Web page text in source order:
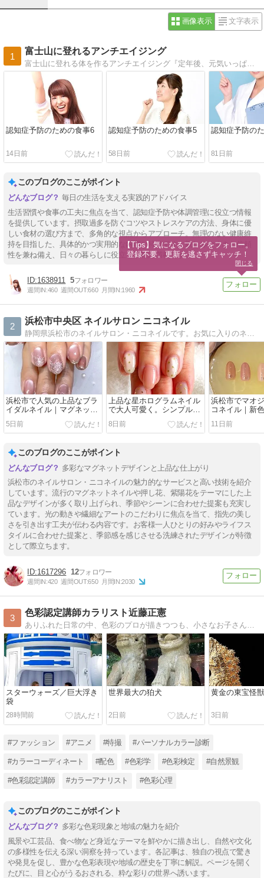
画像表示 文字表示
1
富士山に登れるアンチエイジング
富士山に登れる体を作るアンチエイジング『定年後、元気いっぱいで、富士山に登れる若い体を手に入れたい』アンチエイジング
認知症予防のための食事6
14日前
認知症予防のための食事5
58日前
認知症予防の
81日前
このブログのここがポイント
毎日の生活を支える実践的アドバイス
生活習慣や食事の工夫に焦点を当て、認知症予防や体調管理に役立つ情報
を提供しています。摂取過多を防ぐコツやストレスケアの方法、身体に優
しい食材の選び方まで、多角的な視点からアプローチ。無理のない健康維
持を目指した、具体的かつ実用的な内容が特徴です。親しみやすさと信頼
性を兼ね備え、日々の暮らしに役立つ情報が満載です。
1638911 5
週間IN:460 週間OUT:660 月間IN:1960
2
浜松市中央区 ネイルサロン ニコネイル
静岡県浜松市のネイルサロン・ニコネイルです。お気に入りのネイルで気分を変えて見ませんか。ブログへの訪問お待ちしています。
浜松市で人気の上品なブラ
イダルネイル｜マグネット
×レースフラワーデザイン
5日前
上品な星ホログラムネイル
で大人可愛く。シンプルな
のに華やかな人気デザイン
｜浜松市ネイルサロン・ニ
8日前
浜松市でマオ
コネイル｜新
しました
11日前
このブログのここがポイント
多彩なマグネットデザインと上品な仕上がり
浜松市のネイルサロン・ニコネイルの魅力的なサービスと高い技術を紹介
しています。流行のマグネットネイルや押し花、紫陽花をテーマにした上
品なデザインが多く取り上げられ、季節やシーンに合わせた提案も充実し
ています。光の動きや繊細なアートのこだわりに焦点を当て、指先の美し
さを引き出す工夫が伝わる内容です。お客様一人ひとりの好みやライフス
タイルに合わせた提案と、季節感を感じさせる洗練されたデザインが特徴
として際立ちます。
1617296 12
週間IN:420 週間OUT:650 月間IN:2030
3
色彩認定講師カラリスト近藤正憲
ありふれた日常の中、色彩のプロが描きつつも、小さなお子さんでも興味を持って、親しめるような内容をモットーとしております♪
スターウォーズ／巨大浮き
袋
28時間前
世界最大の狛犬
2日前
黄金の東宝怪獣
3日前
#ファッション #アニメ #特撮 #パーソナルカラー診断
#カラーコーディネート #配色 #色彩学 #色彩検定 #自然景観
#色彩認定講師 #カラーアナリスト #色彩心理
このブログのここがポイント
多彩な色彩現象と地域の魅力を紹介
風景や工芸品、食べ物など身近なテーマを鮮やかに描き出し、自然や文化
の多様性を伝える深い洞察を持っています。各記事は、独自の視点で驚き
や発見を促し、豊かな色彩表現や地域の歴史を丁寧に解説。ページを開く
たびに、目と心がうるおされる、粋な彩りの世界へ誘います。
【Tips】気になるブログをフォロー。
登録不要。更新を逃さずキャッチ！
閉じる